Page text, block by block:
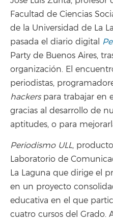
Facultad de Ciencias
de la Universidad de La
pasada el diario digital
Party de Buenos Aires,
organización. El
periodistas,
hackerspara trabajar en
gracias al desarrollo de
aptitudes, o para
Periodismo ULL,
Laboratorio de
La Laguna que dirige el
en un proyecto
educativa en el que
cuatro cursos del Grado.